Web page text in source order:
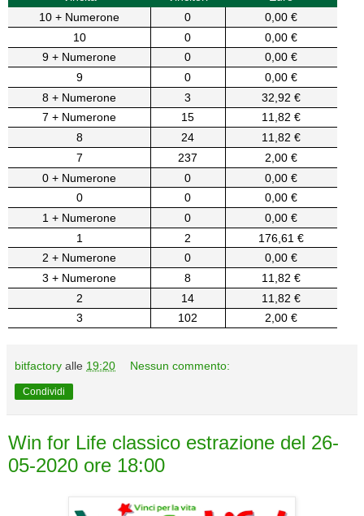
10 + Numerone
0
0,00 €
10
0
0,00 €
9 + Numerone
0
0,00 €
9
0
0,00 €
8 + Numerone
3
32,92 €
7 + Numerone
15
11,82 €
8
24
11,82 €
7
237
2,00 €
0 + Numerone
0
0,00 €
0
0
0,00 €
1 + Numerone
0
0,00 €
1
2
176,61 €
2 + Numerone
0
0,00 €
3 + Numerone
8
11,82 €
2
14
11,82 €
3
102 2,00 €
bitfactory alle 19:20 Nessun commento:
Condividi
Win for Life classico estrazione del 26-
05-2020 ore 18:00